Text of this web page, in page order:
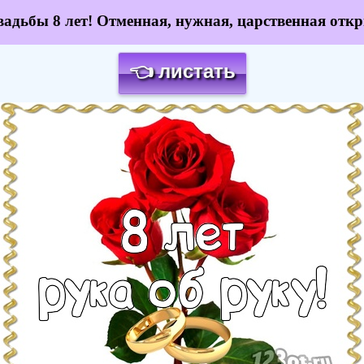
8 лет! Отменная, нужная, царственная
👈 листать
Загрузка картинки...